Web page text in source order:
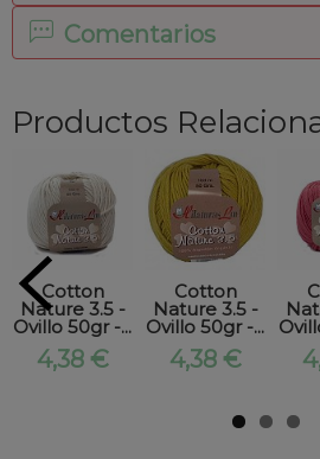
Comentarios
Productos
Cotton
Nature 3.5 -
Ovillo 50gr -...
4,38 €
Cotton
Nature 3.5 -
Ovillo 50gr -...
4,38 €